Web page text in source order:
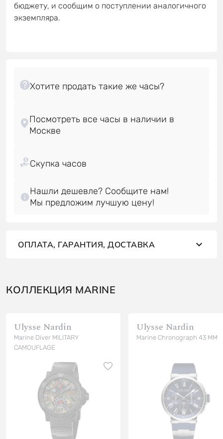
бюджету, и сообщим о поступлении аналогичного
экземпляра.
Посмотреть все часы в наличии в
Нашли дешевле? Сообщите нам!
Мы предложим лучшую цену!
ОПЛАТА, ГАРАНТИЯ, ДОСТАВКА
КОЛЛЕКЦИЯ MARINE
Ulysse Nardin
Marine Diver MILITARY
CAMOUFLAGE
Ulysse Nardin
Marine Chronograph 43 MM